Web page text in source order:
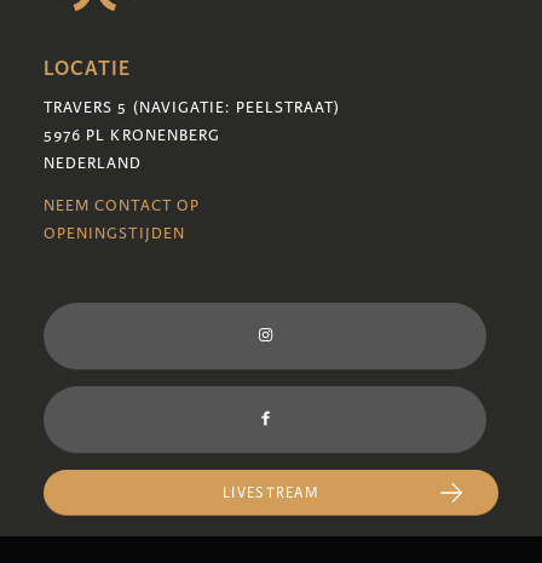
LOCATIE
TRAVERS 5 (NAVIGATIE: PEELSTRAAT)
5976 PL KRONENBERG
NEDERLAND
NEEM CONTACT OP
OPENINGSTIJDEN
LIVESTREAM